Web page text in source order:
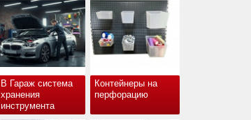
В Гараж система
хранения
инструмента
Контейнеры на
перфорацию